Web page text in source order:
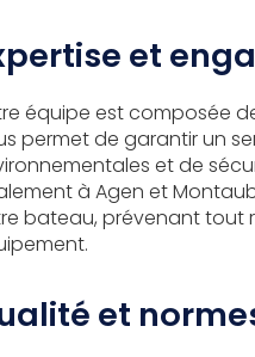
et
équipe est composée
permet de garantir un
et de
à Agen et
bateau, prévenant tout
et